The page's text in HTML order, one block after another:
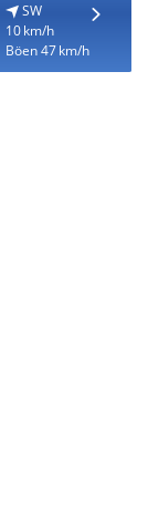
SW
10 km/h
Böen 47 km/h